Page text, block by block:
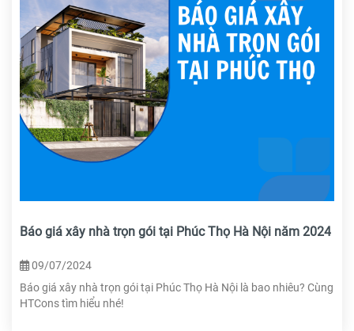
Báo giá xây nhà trọn gói tại Phúc Thọ Hà Nội năm 2024
09/07/2024
Báo giá xây nhà trọn gói tại Phúc Thọ Hà Nội là bao nhiêu? Cùng
HTCons tìm hiểu nhé!